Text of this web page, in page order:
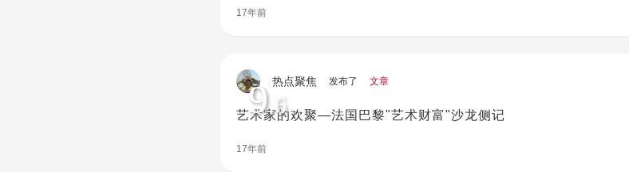
17年前
热点聚焦 发布了 文章
艺术家的欢聚—法国巴黎"艺术财富"沙龙侧记
9.6
17年前